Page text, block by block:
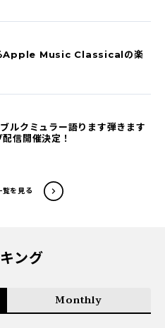
Apple Music Classicalの楽
ルクミュラー語ります弾きます
信開催決定！
覧を見る
ング
Monthly